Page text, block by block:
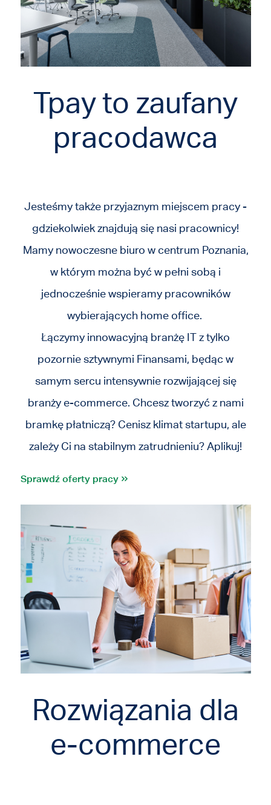
Tpay to zaufany
pracodawca
Jesteśmy także przyjaznym miejscem pracy -
gdziekolwiek znajdują się nasi pracownicy!
Mamy nowoczesne biuro w centrum Poznania,
w którym można być w pełni sobą i
jednocześnie wspieramy pracowników
wybierających home office.
Łączymy innowacyjną branżę IT z tylko
pozornie sztywnymi Finansami, będąc w
samym sercu intensywnie rozwijającej się
branży e-commerce. Chcesz tworzyć z nami
bramkę płatniczą? Cenisz klimat startupu, ale
zależy Ci na stabilnym zatrudnieniu? Aplikuj!
Sprawdź oferty pracy
Rozwiązania dla
e-commerce